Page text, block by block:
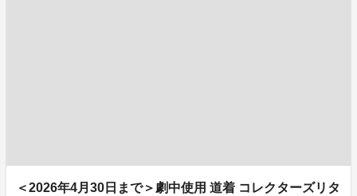
＜2026年4月30日まで＞劇中使用 道着 コレクターズリタ